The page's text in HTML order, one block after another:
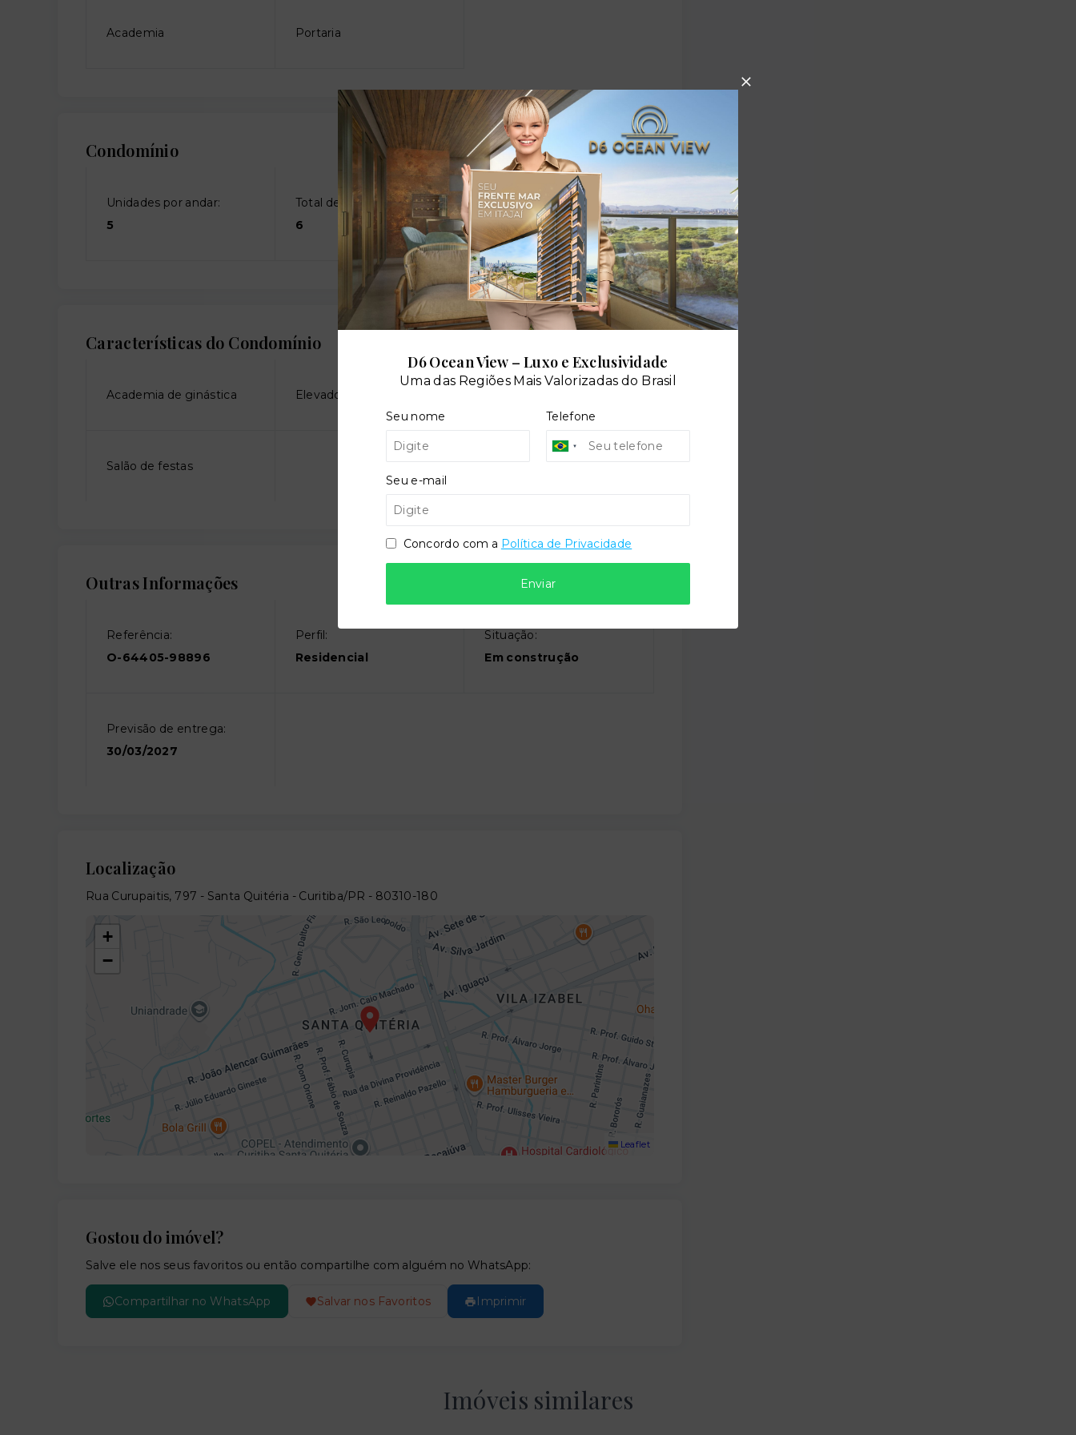
Academia Portaria
Condomínio
Unidades por andar:
5
Total de andares:
6
Características do Condomínio
Academia de ginástica Elevador social
Salão de festas
Outras Informações
Referência:
O-64405-98896
Perfil:
Residencial
Situação:
Em construção
Previsão de entrega:
30/03/2027
Localização
Rua Curupaitis, 797 - Santa Quitéria - Curitiba/PR - 80310-180
+
−
Leaflet
Gostou do imóvel?
Salve ele nos seus favoritos ou então compartilhe com alguém no WhatsApp:
Compartilhar no WhatsApp Salvar nos Favoritos Imprimir
Imóveis similares
D6 Ocean View – Luxo e Exclusividade
Uma das Regiões Mais Valorizadas do Brasil
Seu nome Telefone
Seu e-mail
Concordo com a Política de Privacidade
Enviar